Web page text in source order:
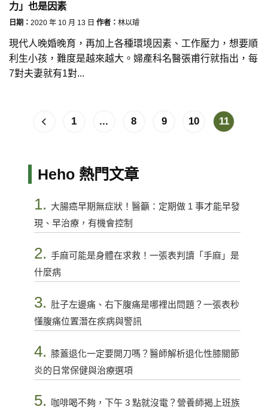
力」也是因素
日期： 2020 年 10 月 13 日 作者： 林以璿
現代人晚婚晚育，再加上各種環境因素、工作壓力，想要順
利生小孩，難度是越來越大。婦產科名醫張甫行就指出，每
7對夫妻就有1對...
1 ... 8 9 10 11
Heho 熱門文章
1. 大腸癌早期無症狀！醫籲：定期做 1 事才能早發
現、早治療，有機會控制
2. 手麻可能是身體在求救！一張表判讀「手麻」是
什麼病
3. 肚子左邊痛、右下腹痛是哪裡出問題？一張表秒
懂腹痛位置潛在疾病與警訊
4. 膝蓋退化一定要開刀嗎？醫師解析退化性膝關節
炎的日常保健與治療選項
5.
咖啡喝不夠，下午 3 點就沒電？營養師揭上班族